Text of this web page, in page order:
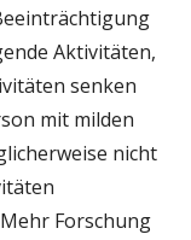
Aktivitäten,
senken
mit milden
nicht
Forschung